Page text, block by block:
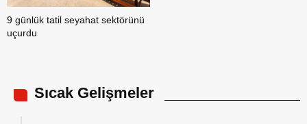
9 günlük tatil seyahat sektörünü
uçurdu
Sıcak Gelişmeler